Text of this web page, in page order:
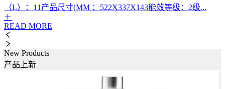
（L）：11产品尺寸(MM ：522X337X143能效等级：2级...
READ MORE
New Products
产品上新